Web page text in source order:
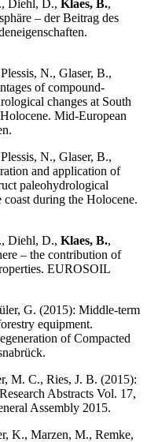
Diehl, D., Klaes, B.,
– der Beitrag des
N., Glaser, B.,
of compound‐
changes at South
Mid-European
N., Glaser, B.,
and application of
paleohydrological
coast during the Holocene.
Diehl, D., Klaes, B.,
– the contribution of
EUROSOIL
G. (2015): Middle-term
equipment.
of Compacted
M. C., Ries, J. B. (2015):
Abstracts Vol. 17,
Assembly 2015.
K., Marzen, M., Remke,